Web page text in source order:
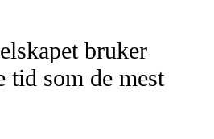
bruker
tid som de mest